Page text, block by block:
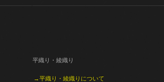
平織り・綾織り
→平織り・綾織りについて